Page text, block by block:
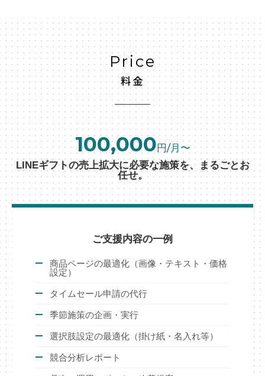
Price
料金
100,000円/月〜
LINEギフトの売上拡大に必要な施策を、まるごとお
任せ。
ご支援内容の一例
商品ページの最適化（画像・テキスト・価格
設定）
タイムセール申請の代行
季節施策の企画・実行
選択肢設定の最適化（掛け紙・名入れ等）
競合分析レポート